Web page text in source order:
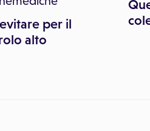
per il
alto